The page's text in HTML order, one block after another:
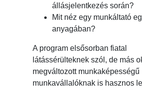
állásjelentkezés során?
Mit néz egy munkáltató
anyagában?
A program elsősorban fiatal
látássérülteknek szól, de más
megváltozott munkaképességű
munkavállalóknak is hasznos